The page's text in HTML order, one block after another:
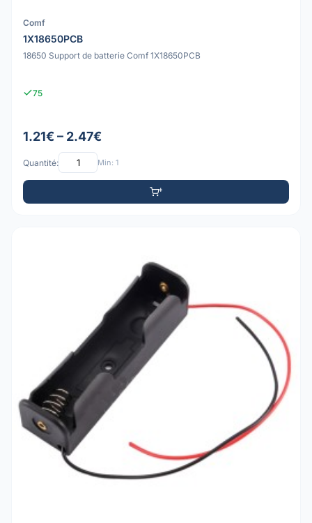
Comf
1X18650PCB
18650 Support de batterie Comf 1X18650PCB
75
1.21€ – 2.47€
Quantité: Min: 1